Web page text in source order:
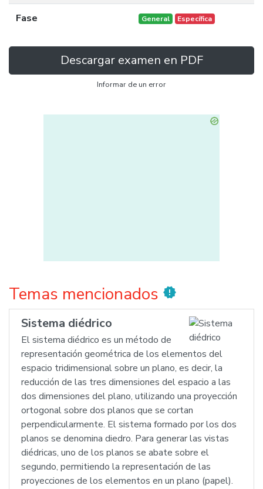
Fase General Específica
Descargar examen en PDF
Informar de un error
Temas mencionados new_releases
Sistema diédrico
El sistema diédrico es un método de
representación geométrica de los elementos del
espacio tridimensional sobre un plano, es decir, la
reducción de las tres dimensiones del espacio a las
dos dimensiones del plano, utilizando una proyección
ortogonal sobre dos planos que se cortan
perpendicularmente. El sistema formado por los dos
planos se denomina diedro. Para generar las vistas
diédricas, uno de los planos se abate sobre el
segundo, permitiendo la representación de las
proyecciones de los elementos en un plano (papel).